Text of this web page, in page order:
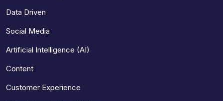
Data Driven
Social Media
Artificial Intelligence (AI)
Content
Customer Experience